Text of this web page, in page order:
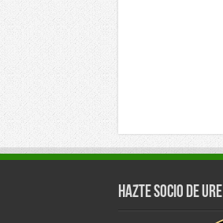
Hazte Socio de URE